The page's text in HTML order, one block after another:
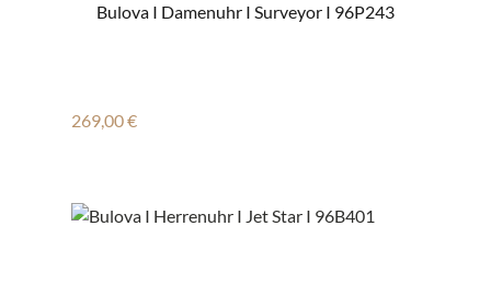
Bulova I Damenuhr I Surveyor I 96P243
Regulärer Preis:
269,00 €